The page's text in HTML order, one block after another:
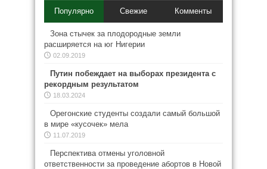
Популярно Свежие Комменты
Зона стычек за плодородные земли
расширяется на юг Нигерии
02.09.2019
Путин побеждает на выборах президента с
рекордным результатом
18.03.2024
Орегонские студенты создали самый большой
в мире «кусочек» мела
11.07.2019
Перспектива отмены уголовной
ответственности за проведение абортов в Новой